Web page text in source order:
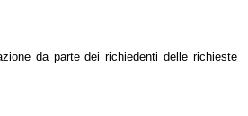
da parte dei richiedenti delle richieste